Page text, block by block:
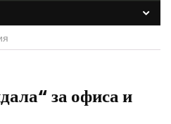
за офиса и